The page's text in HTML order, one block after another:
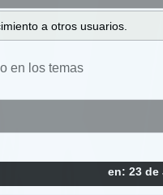
a otros usuarios.
en los temas
en: 23 de